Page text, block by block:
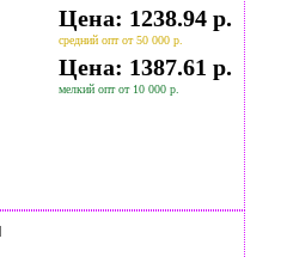
Цена: 1238.94 р.
средний опт от 50 000 р.
Цена: 1387.61 р.
мелкий опт от 10 000 р.